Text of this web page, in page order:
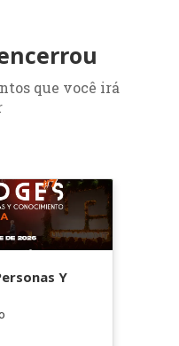
que você irá
Y